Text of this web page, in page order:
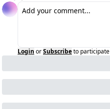
Login orSubscribeto participate